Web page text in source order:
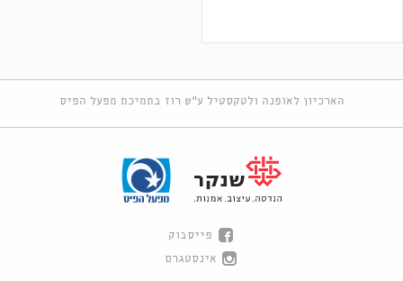
הארכיון לאופנה ולטקסטיל ע"ש רוז בתמיכת מפעל הפיס
פייסבוק
אינסטגרם